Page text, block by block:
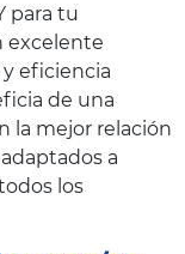
para tu
excelente
eficiencia
de una
la mejor relación
a
los